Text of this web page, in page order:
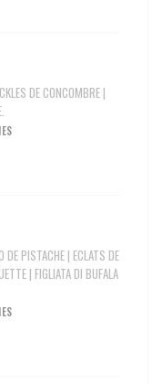
DE CONCOMBRE |
DE PISTACHE | ECLATS DE
| FIGLIATA DI BUFALA